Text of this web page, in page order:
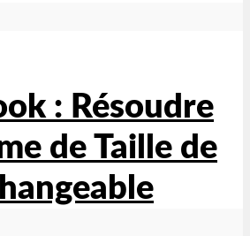
: Résoudre
de Taille de